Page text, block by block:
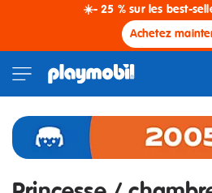
☀️- 25 % sur les best-
Achetez